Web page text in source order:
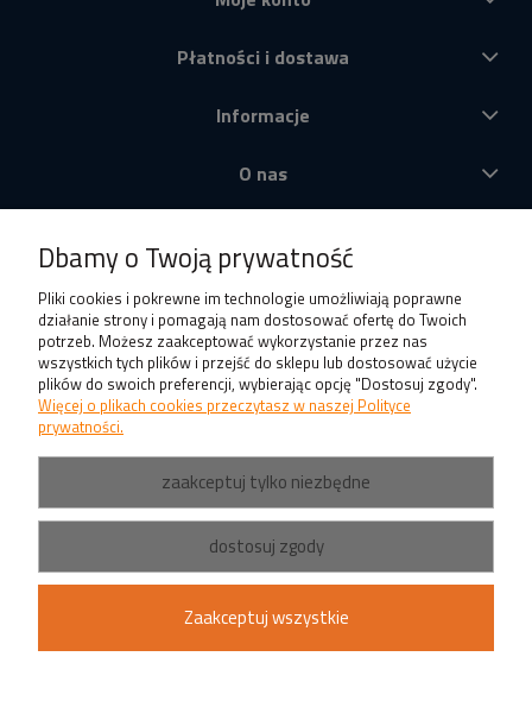
Płatności i dostawa
Informacje
O nas
Dbamy o Twoją prywatność
Pliki cookies i pokrewne im technologie umożliwiają poprawne
działanie strony i pomagają nam dostosować ofertę do Twoich
potrzeb. Możesz zaakceptować wykorzystanie przez nas
wszystkich tych plików i przejść do sklepu lub dostosować użycie
plików do swoich preferencji, wybierając opcję "Dostosuj zgody".
Więcej o plikach cookies przeczytasz w naszej Polityce
prywatności.
zaakceptuj tylko niezbędne
dostosuj zgody
Zaakceptuj wszystkie